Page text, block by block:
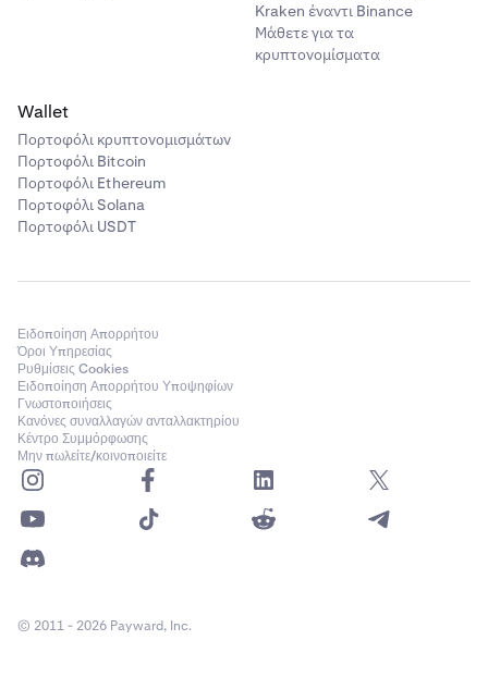
Kraken έναντι Binance
Μάθετε για τα
κρυπτονομίσματα
Wallet
Πορτοφόλι κρυπτονομισμάτων
Πορτοφόλι Bitcoin
Πορτοφόλι Ethereum
Πορτοφόλι Solana
Πορτοφόλι USDT
Ειδοποίηση Απορρήτου
Όροι Υπηρεσίας
Ρυθμίσεις Cookies
Ειδοποίηση Απορρήτου Υποψηφίων
Γνωστοποιήσεις
Κανόνες συναλλαγών ανταλλακτηρίου
Κέντρο Συμμόρφωσης
Μην πωλείτε/κοινοποιείτε
© 2011 - 2026 Payward, Inc.